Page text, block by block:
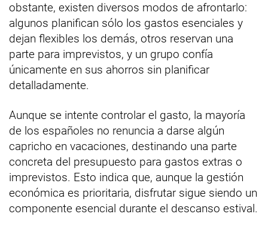
obstante, existen diversos modos de afrontarlo:
algunos planifican sólo los gastos esenciales y
dejan flexibles los demás, otros reservan una
parte para imprevistos, y un grupo confía
únicamente en sus ahorros sin planificar
detalladamente.
Aunque se intente controlar el gasto, la mayoría
de los españoles no renuncia a darse algún
capricho en vacaciones, destinando una parte
concreta del presupuesto para gastos extras o
imprevistos. Esto indica que, aunque la gestión
económica es prioritaria, disfrutar sigue siendo un
componente esencial durante el descanso estival.